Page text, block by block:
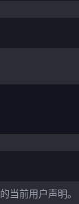
当前用户声明。